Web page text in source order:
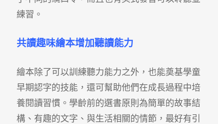
練習。
共讀趣味繪本增加聽讀能力
繪本除了可以訓練聽力能力之外，也能奠基學童
早期認字的技能，還可幫助他們在成長過程中培
養閱讀習慣。學齡前的選書原則為簡單的故事結
構、有趣的文字、與生活相關的情節，最好有引